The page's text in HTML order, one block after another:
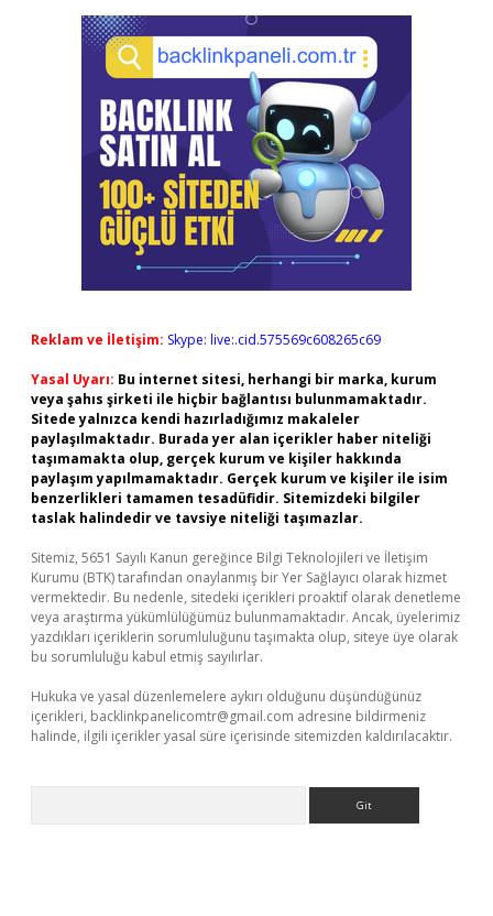
Reklam ve İletişim: Skype: live:.cid.575569c608265c69
Yasal Uyarı: Bu internet sitesi, herhangi bir marka, kurum
veya şahıs şirketi ile hiçbir bağlantısı bulunmamaktadır.
Sitede yalnızca kendi hazırladığımız makaleler
paylaşılmaktadır. Burada yer alan içerikler haber niteliği
taşımamakta olup, gerçek kurum ve kişiler hakkında
paylaşım yapılmamaktadır. Gerçek kurum ve kişiler ile isim
benzerlikleri tamamen tesadüfidir. Sitemizdeki bilgiler
taslak halindedir ve tavsiye niteliği taşımazlar.
Sitemiz, 5651 Sayılı Kanun gereğince Bilgi Teknolojileri ve İletişim
Kurumu (BTK) tarafından onaylanmış bir Yer Sağlayıcı olarak hizmet
vermektedir. Bu nedenle, sitedeki içerikleri proaktif olarak denetleme
veya araştırma yükümlülüğümüz bulunmamaktadır. Ancak, üyelerimiz
yazdıkları içeriklerin sorumluluğunu taşımakta olup, siteye üye olarak
bu sorumluluğu kabul etmiş sayılırlar.
Hukuka ve yasal düzenlemelere aykırı olduğunu düşündüğünüz
içerikleri, backlinkpanelicomtr@gmail.com adresine bildirmeniz
halinde, ilgili içerikler yasal süre içerisinde sitemizden kaldırılacaktır.